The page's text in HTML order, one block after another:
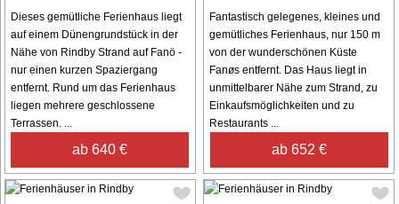
Dieses gemütliche Ferienhaus liegt
auf einem Dünengrundstück in der
Nähe von Rindby Strand auf Fanö -
nur einen kurzen Spaziergang
entfernt. Rund um das Ferienhaus
liegen mehrere geschlossene
Terrassen. ...
ab 640 €
Fantastisch gelegenes, kleines und
gemütliches Ferienhaus, nur 150 m
von der wunderschönen Küste
Fanøs entfernt. Das Haus liegt in
unmittelbarer Nähe zum Strand, zu
Einkaufsmöglichkeiten und zu
Restaurants ...
ab 652 €